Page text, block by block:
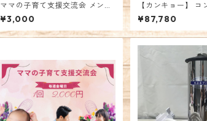
ママの子育て支援交流会 メンバ
ーズ
¥3,000
【カンキョー】 コ
機
¥87,780